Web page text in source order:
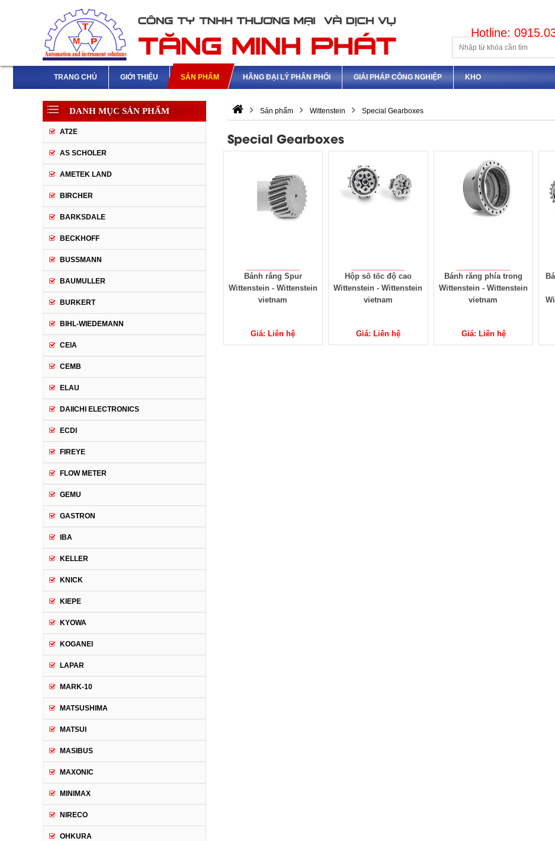
Hotline:
TRANG CHỦ GIỚI THIỆU SẢN PHẨM HÃNG ĐẠI LÝ PHÂN PHỐI GIẢI PHÁP CÔNG NGHIỆP KHO
Sản phẩm Wittenstein Special Gearboxes
Special Gearboxes
Bánh rắng Spur
Wittenstein - Wittenstein
vietnam
Giá: Liên hệ
Hộp số tốc độ cao
Wittenstein - Wittenstein
vietnam
Giá: Liên hệ
Bánh răng phía trong
Wittenstein - Wittenstein
vietnam
Giá: Liên hệ
DANH MỤC SẢN PHẨM
AT2E
AS SCHOLER
AMETEK LAND
BIRCHER
BARKSDALE
BECKHOFF
BUSSMANN
BAUMULLER
BURKERT
BIHL-WIEDEMANN
CEIA
CEMB
ELAU
DAIICHI ELECTRONICS
ECDI
FIREYE
FLOW METER
GEMU
GASTRON
IBA
KELLER
KNICK
KIEPE
KYOWA
KOGANEI
LAPAR
MARK-10
MATSUSHIMA
MATSUI
MASIBUS
MAXONIC
MINIMAX
NIRECO
OHKURA